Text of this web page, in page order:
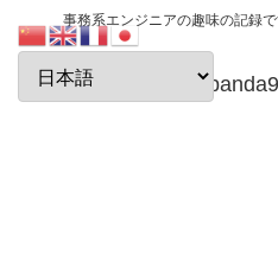
事務系エンジニアの趣味の記録